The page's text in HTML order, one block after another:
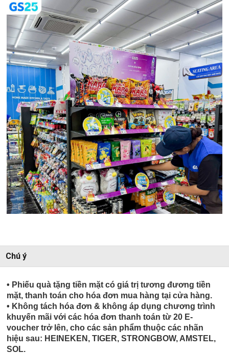
Chú ý
• Phiếu quà tặng tiền mặt có giá trị tương đương tiền
mặt, thanh toán cho hóa đơn mua hàng tại cửa hàng.
• Không tách hóa đơn & không áp dụng chương trình
khuyến mãi với các hóa đơn thanh toán từ 20 E-
voucher trở lên, cho các sản phẩm thuộc các nhãn
hiệu sau: HEINEKEN, TIGER, STRONGBOW, AMSTEL,
SOL.